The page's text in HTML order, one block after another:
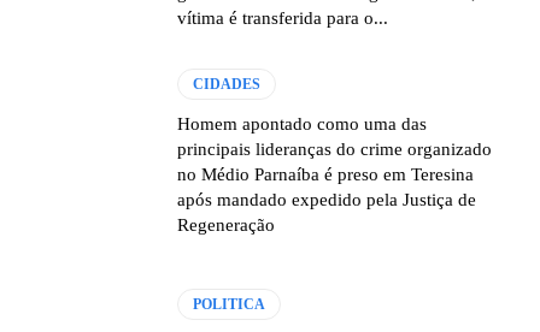
vítima é transferida para o...
CIDADES
Homem apontado como uma das
principais lideranças do crime organizado
no Médio Parnaíba é preso em Teresina
após mandado expedido pela Justiça de
Regeneração
POLITICA